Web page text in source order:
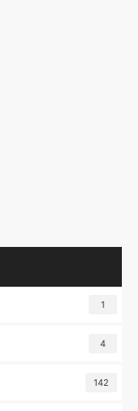
1
4
142